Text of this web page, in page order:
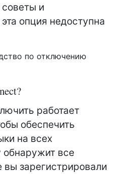
и
опция недоступна
по отключению
работает
обеспечить
на всех
обнаружит все
вы зарегистрировали